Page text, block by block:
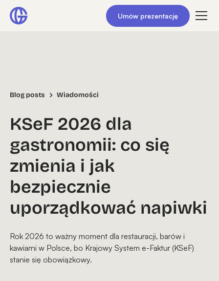
Umów prezentację
Blog posts Wiadomości
KSeF 2026 dla
gastronomii: co się
zmienia i jak
bezpiecznie
uporządkować napiwki
Rok 2026 to ważny moment dla restauracji, barów i
kawiarni w Polsce, bo Krajowy System e-Faktur (KSeF)
stanie się obowiązkowy.